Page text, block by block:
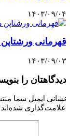
۱۴۰۳/۰۹/۰۴
قهرمانی ورشتاپن
۱۴۰۳/۰۹/۰۳
دیدگاهتان را
نشانی ایمیل شما
علامت‌گذاری شده‌اند